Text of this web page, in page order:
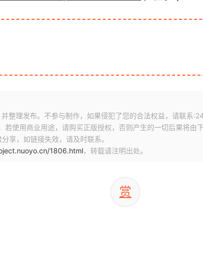
并整理发布。不参与制作，如果侵犯了您的合法权益，请联系
若使用商业用途，请购买正版授权，否则产生的一切后果将由
享，如链接失效，请及时联系。
1806.html，转载请注明出处。
赏